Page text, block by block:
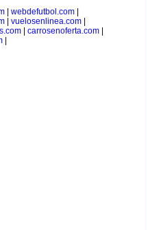
webdefutbol.com
| vuelosenlinea.com|
carrosenoferta.com
|